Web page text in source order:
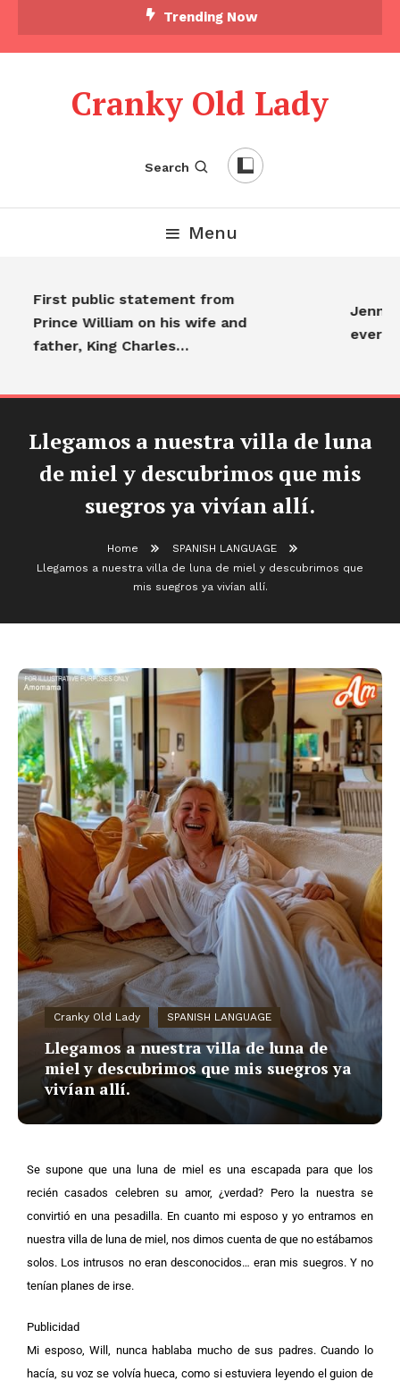
Trending Now
Cranky Old Lady
Search
Menu
First public statement from
Prince William on his wife and
father, King Charles…
Llegamos a nuestra villa de luna
de miel y descubrimos que mis
suegros ya vivían allí.
Home
SPANISH LANGUAGE
Llegamos a nuestra villa de luna de miel y descubrimos que
mis suegros ya vivían allí.
Cranky Old Lady SPANISH LANGUAGE
Llegamos a nuestra villa de luna de
miel y descubrimos que mis suegros ya
vivían allí.
Se supone que una luna de miel es una escapada para que los
recién casados celebren su amor, ¿verdad? Pero la nuestra se
convirtió en una pesadilla. En cuanto mi esposo y yo entramos en
nuestra villa de luna de miel, nos dimos cuenta de que no estábamos
solos. Los intrusos no eran desconocidos… eran mis suegros. Y no
tenían planes de irse.
Publicidad
Mi esposo, Will, nunca hablaba mucho de sus padres. Cuando lo
hacía, su voz se volvía hueca, como si estuviera leyendo el guion de